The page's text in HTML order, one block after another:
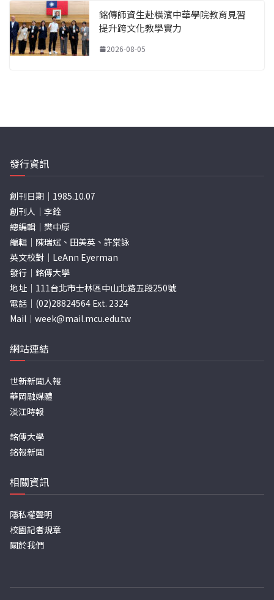
銘傳師資生赴橫濱中華學院教育見習
提升跨文化教學實力
2026-08-05
發行資訊
創刊日期｜1985.10.07
創刊人｜李銓
總編輯｜樊中原
編輯｜陳瑞斌、田美英、許棠詠
英文校對｜LeAnn Eyerman
發行｜銘傳大學
地址｜111台北市士林區中山北路五段250號
電話｜(02)28824564 Ext. 2324
Mail｜ week@mail.mcu.edu.tw
網站連結
世新新聞人報
華岡融媒體
淡江時報
銘傳大學
銘報新聞
相關資訊
隱私權聲明
校園記者規章
關於我們